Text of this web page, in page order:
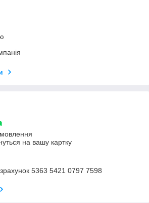
на вашу картку
5363 5421 0797 7598